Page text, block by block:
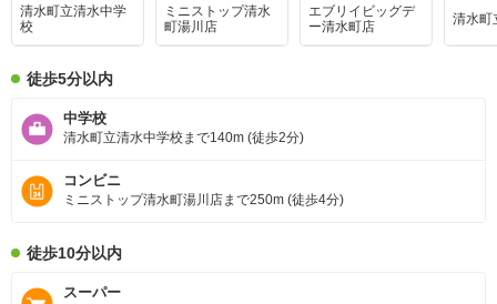
清水町立清水中学
校
ミニストップ清水
町湯川店
エブリイビッグデ
ー清水町店
清水町
徒歩5分以内
中学校
清水町立清水中学校まで140m (徒歩2分)
コンビニ
ミニストップ清水町湯川店まで250m (徒歩4分)
徒歩10分以内
スーパー